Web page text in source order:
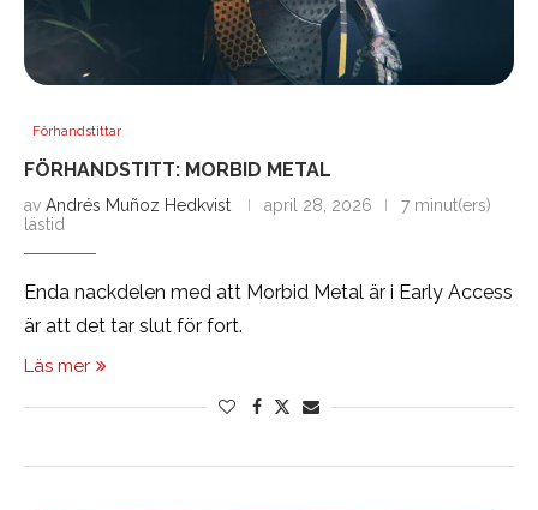
Förhandstittar
FÖRHANDSTITT: MORBID METAL
av Andrés Muñoz Hedkvist april 28, 2026
7 minut(ers)
lästid
Enda nackdelen med att Morbid Metal är i Early Access
är att det tar slut för fort.
Läs mer